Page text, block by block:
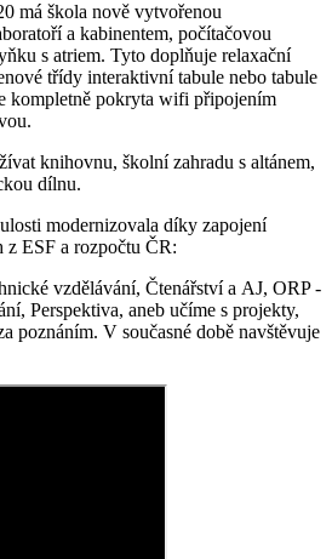
má škola nově vytvořenou
a kabinentem, počítačovou
s atriem. Tyto doplňuje relaxační
třídy interaktivní tabule nebo tabule
kompletně pokryta wifi připojením
knihovnu, školní zahradu s altánem,
dílnu.
modernizovala díky zapojení
ESF a rozpočtu ČR:
vzdělávání, Čtenářství a AJ, ORP -
Perspektiva, aneb učíme s projekty,
poznáním. V současné době navštěvuje